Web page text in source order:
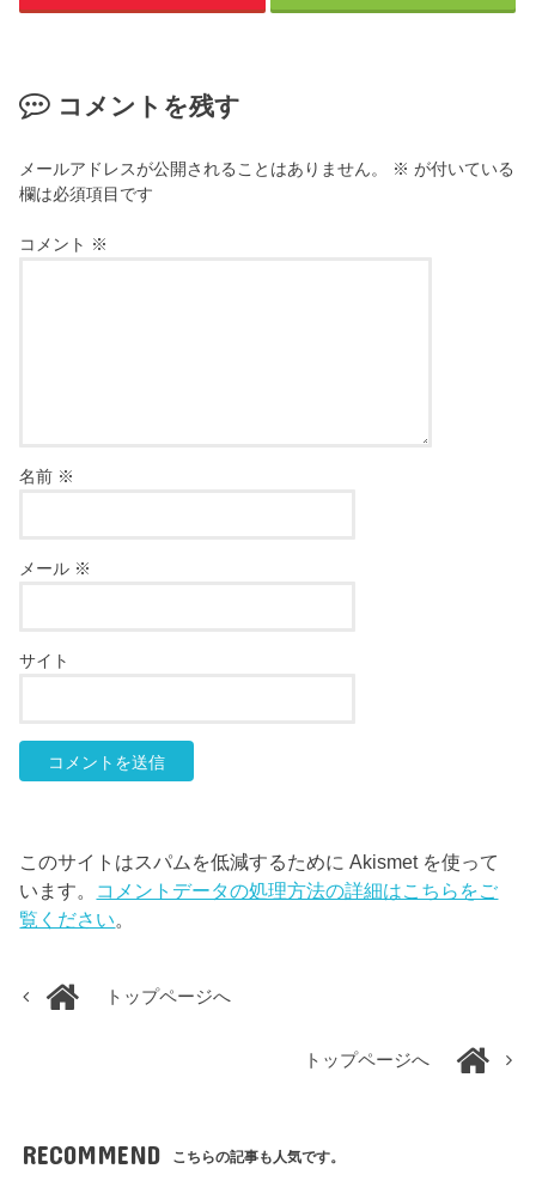
コメントを残す
メールアドレスが公開されることはありません。 ※ が付いている
欄は必須項目です
コメント ※
名前 ※
メール ※
サイト
このサイトはスパムを低減するために Akismet を使って
います。 コメントデータの処理方法の詳細はこちらをご
覧ください。
トップページへ
トップページへ
RECOMMEND こちらの記事も人気です。